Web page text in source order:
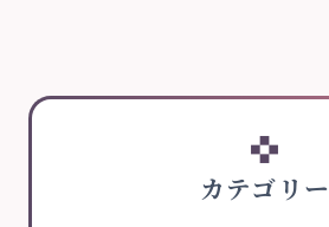
カテゴリー